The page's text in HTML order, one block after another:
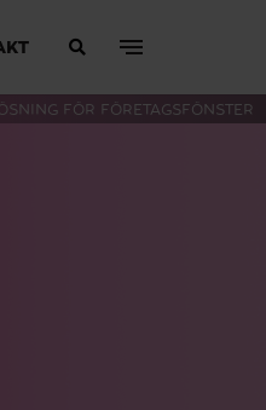
FÖR FÖRETAGSFÖNSTER